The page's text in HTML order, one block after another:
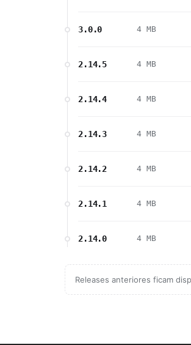
3.0.0 4 MB
2.14.5 4 MB
2.14.4 4 MB
2.14.3 4 MB
2.14.2 4 MB
2.14.1 4 MB
2.14.0 4 MB
Releases anteriores ficam